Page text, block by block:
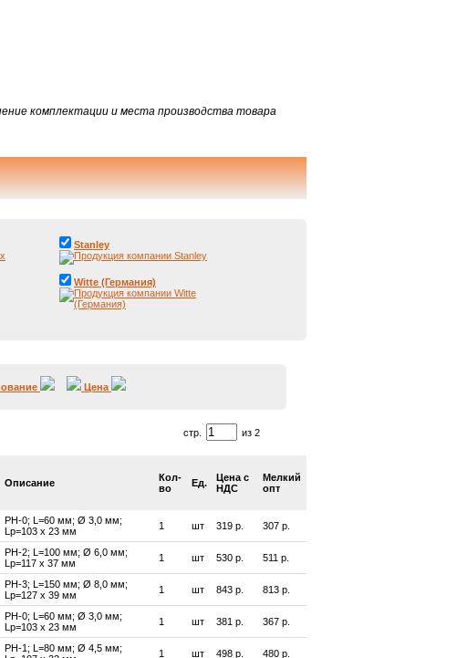
комплектации и места производства товара
Stanley
Witte (Германия)
Цена
стр. из 2
Описание
Кол-
во
Ед.
Цена с
НДС
Мелкий
опт
PH-0; L=60 мм; Ø 3,0 мм;
Lр=103 x 23 мм
1 шт 319 р. 307 р.
PH-2; L=100 мм; Ø 6,0 мм;
Lр=117 x 37 мм
1 шт 530 р. 511 р.
PH-3; L=150 мм; Ø 8,0 мм;
Lр=127 x 39 мм
1 шт 843 р. 813 р.
PH-0; L=60 мм; Ø 3,0 мм;
Lр=103 x 23 мм
1 шт 381 р. 367 р.
PH-1; L=80 мм; Ø 4,5 мм;
1 шт 498 р. 480 р.